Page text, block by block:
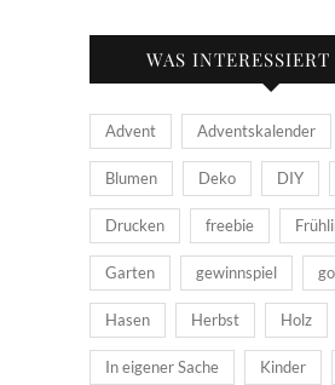
WAS
Advent Adventskalender
Blumen Deko DIY
Drucken freebie
Garten gewinnspiel
Hasen Herbst Holz
In eigener Sache Kinder